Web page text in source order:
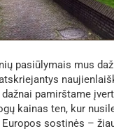
pasiūlymais mus
pamirštame
kainas ten, kur
sostinės –